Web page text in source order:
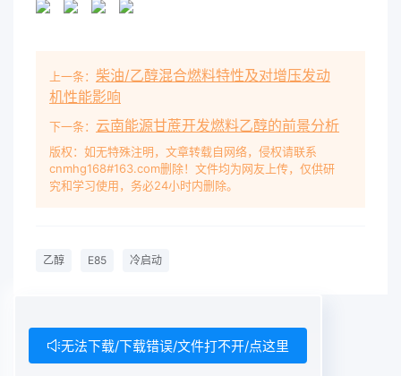
启动试验表明,F85的冷启温下乙醇的蒸发性很差加
键词:乙醇;E85;冷启动难或暖机时间过长等难题。为
了解决乙醇汽车的冷中图分类号:U473.6文献标识
码:A启动特性,国外学者提出了很多方案,如进气加热
发动机油路改造燃料增压汽化(如在燃料中加人H2和
The research of ethanol-blended fuelCO)等来提
高燃料的蒸发性。而提高低温冷启动性最简易的方法
蒸发性和低温馏出量,以达到改善低温冷启动性的目
Electrical Eng1.1醇类的物理化学性质Shandong
Jianzhu University; Shandong Jinan 250101
上一条： 柴油/乙醇混合燃料特性及对增压发动
机性能影响
下一条： 云南能源甘蔗开发燃料乙醇的前景分析
版权：如无特殊注明，文章转载自网络，侵权请联系
cnmhg168#163.com删除！文件均为网友上传，仅供研
究和学习使用，务必24小时内删除。
乙醇 E85 冷启动
无法下载/下载错误/文件打不开/点这里